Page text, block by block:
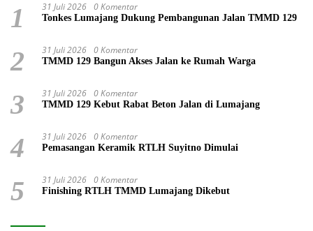
1 31 Juli 2026 0 Komentar
Tonkes Lumajang Dukung Pembangunan Jalan TMMD 129
2 31 Juli 2026 0 Komentar
TMMD 129 Bangun Akses Jalan ke Rumah Warga
3 31 Juli 2026 0 Komentar
TMMD 129 Kebut Rabat Beton Jalan di Lumajang
4 31 Juli 2026 0 Komentar
Pemasangan Keramik RTLH Suyitno Dimulai
5 31 Juli 2026 0 Komentar
Finishing RTLH TMMD Lumajang Dikebut